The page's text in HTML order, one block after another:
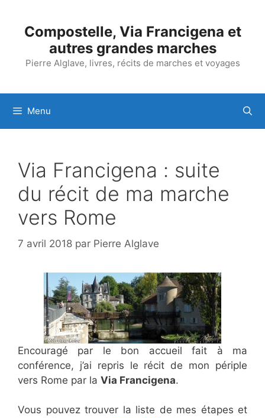
contenuCompostelle, Via Francigena et
autres grandes marches
Pierre Alglave, livres, récits de marches et voyages
Menu
Via Francigena : suite
du récit de ma marche
vers Rome
7 avril 2018 par Pierre Alglave
Encouragé par le bon accueil fait à ma
conférence, j’ai repris le récit de mon périple
vers Rome par la Via Francigena.
Vous pouvez trouver la liste de mes étapes et